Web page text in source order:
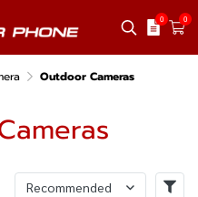
0 0
Outdoor Cameras
Recommended